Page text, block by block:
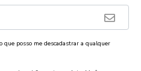
que posso me descadastrar a qualquer